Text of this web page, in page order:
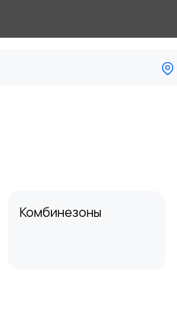
Комбинезоны